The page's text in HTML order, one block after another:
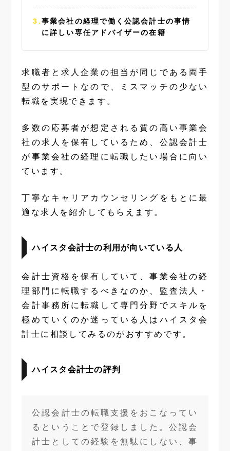
事業会社の経理で働く公認会計士の事情
に詳しい専任アドバイザーの在籍
求職者と求人企業の担当が同じである両手
型のサポートなので、ミスマッチの少ない
転職を実現できます。
多数の応募者が想定される質の高い事業会
社の求人を保有しているため、公認会計士
が事業会社の経理に転職したい場合に向い
ています。
丁寧なキャリアカウンセリングをもとに最
適な求人を紹介してもらえます。
ハイスタ会計士の利用が向いている人
会計士資格を保有していて、事業会社の経
理部門に転職するべきなのか、監査法人・
会計事務所に転職して専門分野でスキルを
極めていくのか迷っている人はハイスタ会
計士に相談してみるのがおすすめです。
ハイスタ会計士の評判
公認会計士の転職支援をおこなってい
るということで登録しました。公認会
計士としての経験を無駄にしない、事